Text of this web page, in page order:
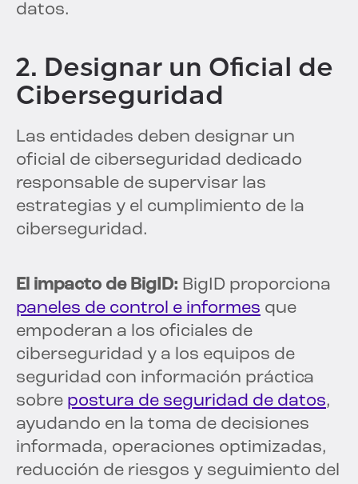
datos.
2. Designar un Oficial de
Ciberseguridad
Las entidades deben designar un
oficial de ciberseguridad dedicado
responsable de supervisar las
estrategias y el cumplimiento de la
ciberseguridad.
El impacto de BigID: BigID proporciona
paneles de control e informes que
empoderan a los oficiales de
ciberseguridad y a los equipos de
seguridad con información práctica
sobre postura de seguridad de datos,
ayudando en la toma de decisiones
informada, operaciones optimizadas,
reducción de riesgos y seguimiento del